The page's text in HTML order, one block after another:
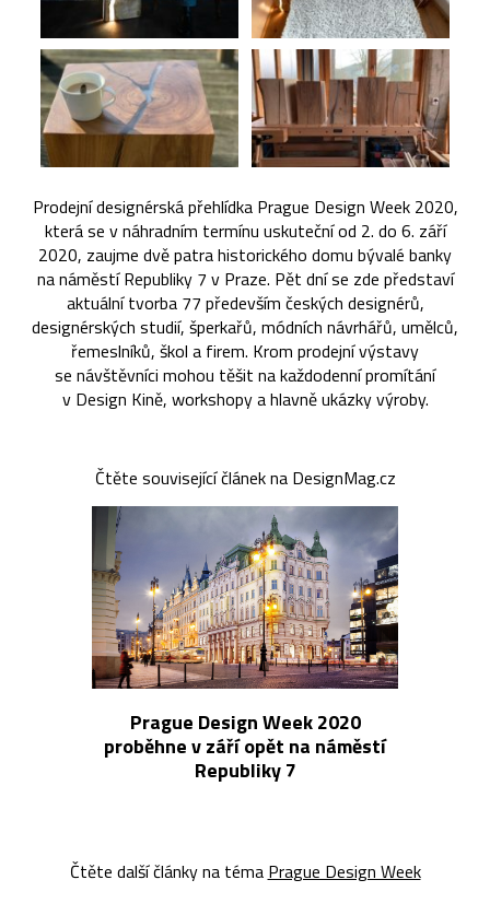
Prodejní designérská přehlídka Prague Design Week 2020,
která se v náhradním termínu uskuteční od 2. do 6. září
2020, zaujme dvě patra historického domu bývalé banky
na náměstí Republiky 7 v Praze. Pět dní se zde představí
aktuální tvorba 77 především českých designérů,
designérských studií, šperkařů, módních návrhářů, umělců,
řemeslníků, škol a firem. Krom prodejní výstavy
se návštěvníci mohou těšit na každodenní promítání
v Design Kině, workshopy a hlavně ukázky výroby.
Čtěte související článek na DesignMag.cz
Prague Design Week 2020
proběhne v září opět na náměstí
Republiky 7
Čtěte další články na téma Prague Design Week